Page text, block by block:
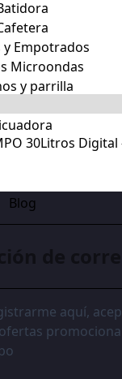
y Empotrados
Microondas
y parrilla
Blog
30Litros Digital
aquí,